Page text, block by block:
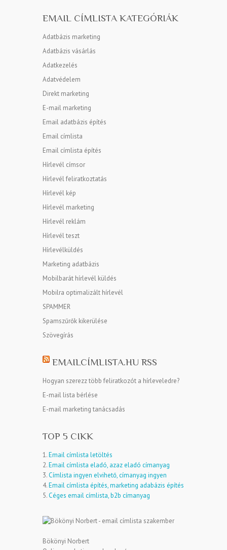
EMAIL CÍMLISTA KATEGÓRIÁK
Adatbázis marketing
Adatbázis vásárlás
Adatkezelés
Adatvédelem
Direkt marketing
E-mail marketing
Email adatbázis építés
Email címlista
Email címlista építés
Hírlevél címsor
Hírlevél feliratkoztatás
Hírlevél kép
Hírlevél marketing
Hírlevél reklám
Hírlevél teszt
Hírlevélküldés
Marketing adatbázis
Mobilbarát hírlevél küldés
Mobilra optimalizált hírlevél
SPAMMER
Spamszűrők kikerülése
Szövegírás
EMAILCÍMLISTA.HU RSS
Hogyan szerezz több feliratkozót a hírleveledre?
E-mail lista bérlése
E-mail marketing tanácsadás
TOP 5 CIKK
1.Email címlista letöltés
2.Email címlista eladó, azaz eladó címanyag
3.Címlista ingyen elvihető, címanyag ingyen
4.Email címlista építés, marketing adabázis építés
5.Céges email címlista, b2b címanyag
Bökönyi Norbert